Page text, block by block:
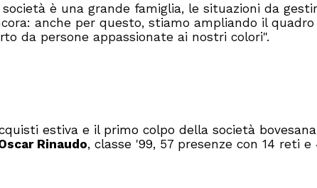
è una grande famiglia, le situazioni da
anche per questo, stiamo ampliando il quadro
da persone appassionate ai nostri colori".
estiva e il primo colpo della società
Rinaudo, classe '99, 57 presenze con 14 reti e